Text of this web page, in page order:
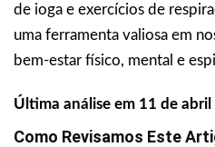
de ioga e exercícios de
uma ferramenta valiosa em
bem-estar físico, mental e
Última análise em 11 de
Como Revisamos Este